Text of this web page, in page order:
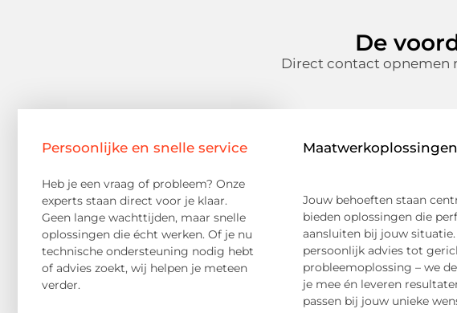
De
Direct contact opnemen
Persoonlijke en snelle service
Heb je een vraag of probleem? Onze
experts staan direct voor je klaar.
Geen lange wachttijden, maar snelle
oplossingen die écht werken. Of je nu
technische ondersteuning nodig hebt
of advies zoekt, wij helpen je meteen
verder.
Maatwerkoplossingen
Jouw behoeften staan
bieden oplossingen die
aansluiten bij jouw situatie.
persoonlijk advies tot
probleemoplossing – we
je mee én leveren
passen bij jouw unieke